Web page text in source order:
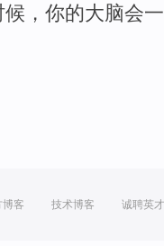
， 你的大脑会一
博客 技术博客 诚聘英才